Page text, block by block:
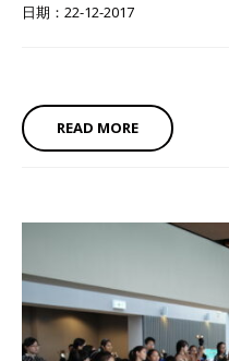
日期：22-12-2017
READ MORE